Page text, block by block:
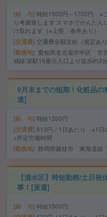
給 与 時給1500円～1700円 ※
り考慮致します スマホでかんたん
け取れます（※上限、条件あり）
交通費 交通費全額支給（規定あり
勤務地 愛知県名古屋市中区 市
城線 栄駅16番出入口より徒歩約3分
9月末までの短期！化粧品
遣]
給 与 時給1200円
交通費 613円／1日あたり ※1日
×所定労働時間
勤務地 静岡県藤枝市 東海道線
【清水区】時短勤務/土日
事！[派遣]
給 与 時給1500円